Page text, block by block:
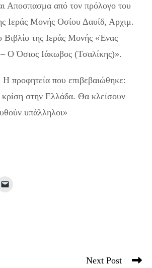
Αποσπασμα από τον πρόλογο του
Ιεράς Μονής Οσίου Δαυίδ, Αρχιμ.
της Ιεράς Μονής «Ένας
Ο Όσιος Ιάκωβος (Τσαλίκης)».
Η προφητεία που επιβεβαιώθηκε:
κρίση στην Ελλάδα. Θα κλείσουν
υπάλληλοι»
Next Post